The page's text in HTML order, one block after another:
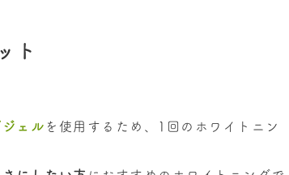
ト
ェル を使用するため、1回のホワイトニン